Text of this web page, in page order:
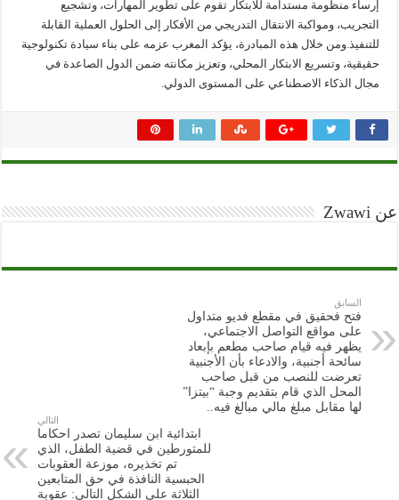
إرساء منظومة مستدامة للابتكار تقوم على تطوير المهارات، وتشجيع
التجريب، ومواكبة الانتقال التدريجي من الأفكار إلى الحلول العملية القابلة
للتنفيذ.ومن خلال هذه المبادرة، يؤكد المغرب عزمه على بناء سيادة تكنولوجية
حقيقية، وتسريع الابتكار المحلي، وتعزيز مكانته ضمن الدول الصاعدة في
مجال الذكاء الاصطناعي على المستوى الدولي.
عن Zwawi
السابق
فتح فحقيق في مقطع فديو متداول
على مواقع التواصل الاجتماعي،
يظهر فيه قيام صاحب مطعم بإبعاد
سائحة أجنبية، والادعاء بأن الأجنبية
تعرضت للنصب من قبل صاحب
المحل الذي قام بتقديم وجبة “بيتزا”
لها مقابل مبلغ مالي مبالغ فيه..
التالي
ابتدائية ابن سليمان تصدر احكاما
للمتورطين في قضية الطفل، الذي
تم تخذيره، موزعة العقوبات
الحبسية النافذة في حق المتابعين
الثلاثة على الشكل التالي: عقوبة